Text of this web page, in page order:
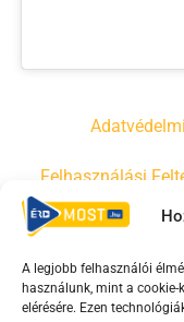
A legjobb felhasználói
használunk, mint a
elérésére. Ezen
Felhasználási
Irányelvek
F
Y
T